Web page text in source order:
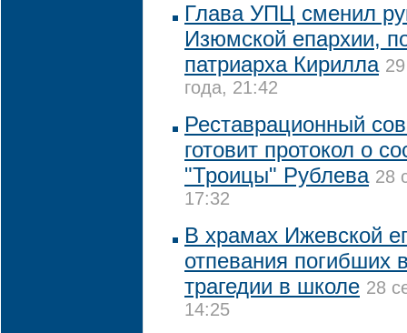
Глава УПЦ сменил
Изюмской епархии,
патриарха Кирилла
года, 21:42
Реставрационный
готовит протокол о
"Троицы" Рублева 28
17:32
В храмах Ижевской
отпевания погибших
трагедии в школе 28
14:25